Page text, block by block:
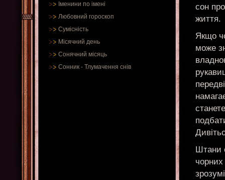
Іменини по імені
Любовний гороскоп
Сумісність
Місячний день
Сонячний місяць
Сонник - Тлумачення снів
сон
життя.
Якщо
може
Штани
чорних